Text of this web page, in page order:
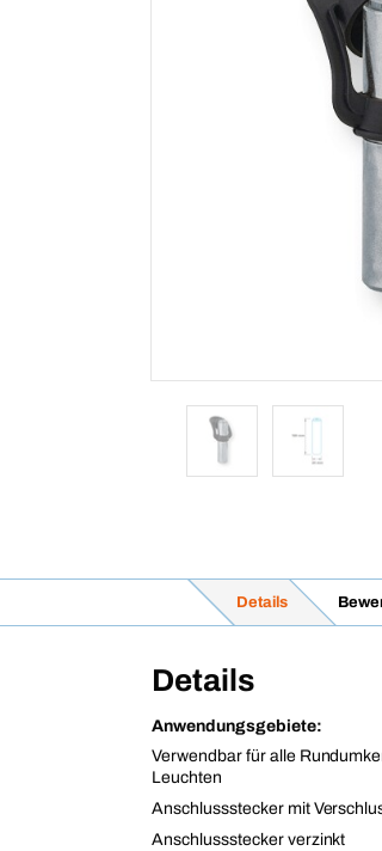
Details
Details
Anwendungsgebiete:
Verwendbar für alle
Leuchten
Anschlussstecker mit
Anschlussstecker verzinkt